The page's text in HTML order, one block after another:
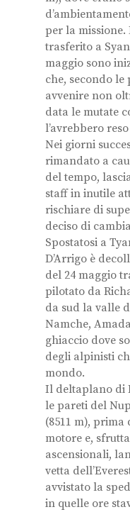
per la missione.
trasferito a
maggio sono
che, secondo
avvenire non
data le mutate
l’avrebbero
Nei giorni
rimandato a
del tempo,
staff in inutile
rischiare di
deciso di
Spostatosi a
D’Arrigo è
del 24 maggio
pilotato da
da sud la valle
Namche,
ghiaccio dove
degli alpinisti
mondo.
Il deltaplano di
le pareti del
(8511 m),
motore e,
ascensionali,
vetta
avvistato la
in quelle ore